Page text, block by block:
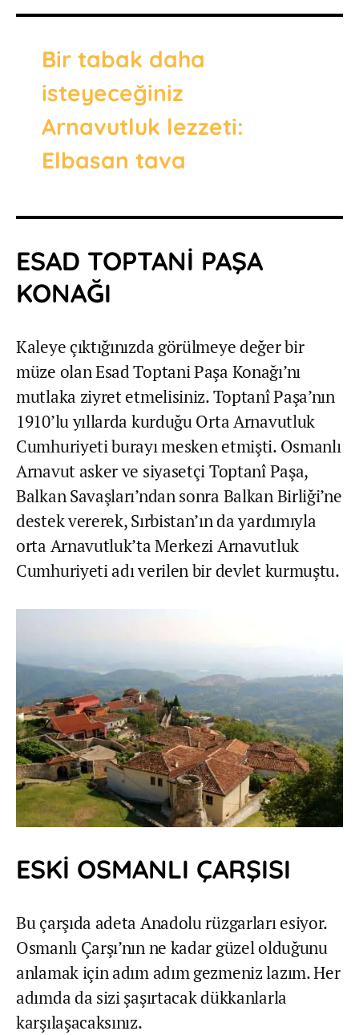
Bir tabak daha
isteyeceğiniz
Arnavutluk lezzeti:
Elbasan tava
ESAD TOPTANİ PAŞA
KONAĞI
Kaleye çıktığınızda görülmeye değer bir
müze olan Esad Toptani Paşa Konağı’nı
mutlaka ziyret etmelisiniz. Toptanî Paşa’nın
1910’lu yıllarda kurduğu Orta Arnavutluk
Cumhuriyeti burayı mesken etmişti. Osmanlı
Arnavut asker ve siyasetçi Toptanî Paşa,
Balkan Savaşları’ndan sonra Balkan Birliği’ne
destek vererek, Sırbistan’ın da yardımıyla
orta Arnavutluk’ta Merkezi Arnavutluk
Cumhuriyeti adı verilen bir devlet kurmuştu.
ESKİ OSMANLI ÇARŞISI
Bu çarşıda adeta Anadolu rüzgarları esiyor.
Osmanlı Çarşı’nın ne kadar güzel olduğunu
anlamak için adım adım gezmeniz lazım. Her
adımda da sizi şaşırtacak dükkanlarla
karşılaşacaksınız.